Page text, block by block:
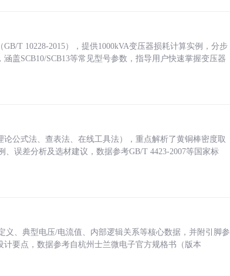
T 10228-2015），提供1000kVA变压器损耗计算实例，分步
盖SCB10/SCB13等常见型号参数，指导用户快速掌握变压器
公式法、查表法、在线工具法），重点解析了黄铜棒密度取
误差分析及选材建议，数据参考GB/T 4423-2007等国家标
义、典型电压/电流值、内部逻辑关系等核心数据，并附引脚参
要点，数据参考自杭州士兰微电子官方规格书（版本